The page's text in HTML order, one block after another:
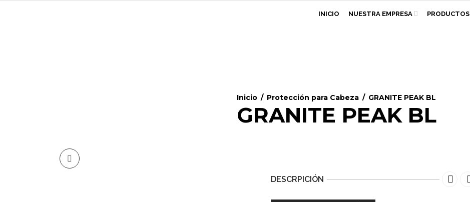
INICIO NUESTRA EMPRESA PRODUCTOS
Inicio / Protección para Cabeza / GRANITE PEAK BL
GRANITE PEAK BL
DESCRPICIÓN